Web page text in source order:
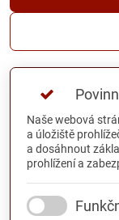
Naše webová
a úložiště
a dosáhnout
prohlížení a